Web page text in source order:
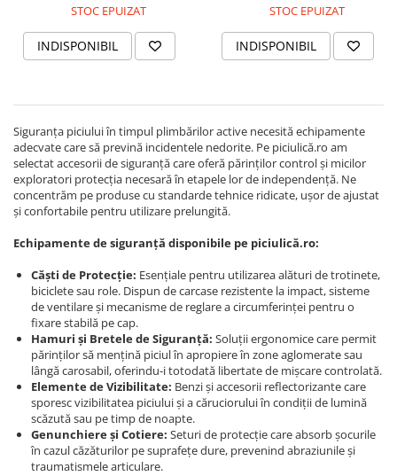
STOC EPUIZAT
INDISPONIBIL
STOC EPUIZAT
INDISPONIBIL
Siguranța piciului în timpul plimbărilor active necesită echipamente
adecvate care să prevină incidentele nedorite. Pe piciulică.ro am
selectat accesorii de siguranță care oferă părinților control și micilor
exploratori protecția necesară în etapele lor de independență. Ne
concentrăm pe produse cu standarde tehnice ridicate, ușor de ajustat
și confortabile pentru utilizare prelungită.
Echipamente de siguranță disponibile pe piciulică.ro:
Căști de Protecție: Esențiale pentru utilizarea alături de trotinete,
biciclete sau role. Dispun de carcase rezistente la impact, sisteme
de ventilare și mecanisme de reglare a circumferinței pentru o
fixare stabilă pe cap.
Hamuri și Bretele de Siguranță: Soluții ergonomice care permit
părinților să mențină piciul în apropiere în zone aglomerate sau
lângă carosabil, oferindu-i totodată libertate de mișcare controlată.
Elemente de Vizibilitate: Benzi și accesorii reflectorizante care
sporesc vizibilitatea piciului și a căruciorului în condiții de lumină
scăzută sau pe timp de noapte.
Genunchiere și Cotiere: Seturi de protecție care absorb șocurile
în cazul căzăturilor pe suprafețe dure, prevenind abraziunile și
traumatismele articulare.